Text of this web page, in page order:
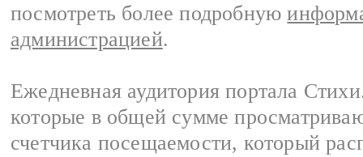
посмотреть более подробную
администрацией.
Ежедневная аудитория портала
которые в общей сумме
счетчика посещаемости, который